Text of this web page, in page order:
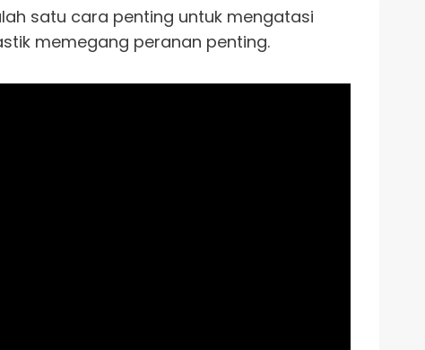
satu cara penting untuk mengatasi
memegang peranan penting.